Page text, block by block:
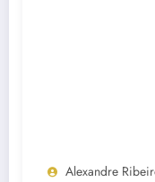
Alexandre